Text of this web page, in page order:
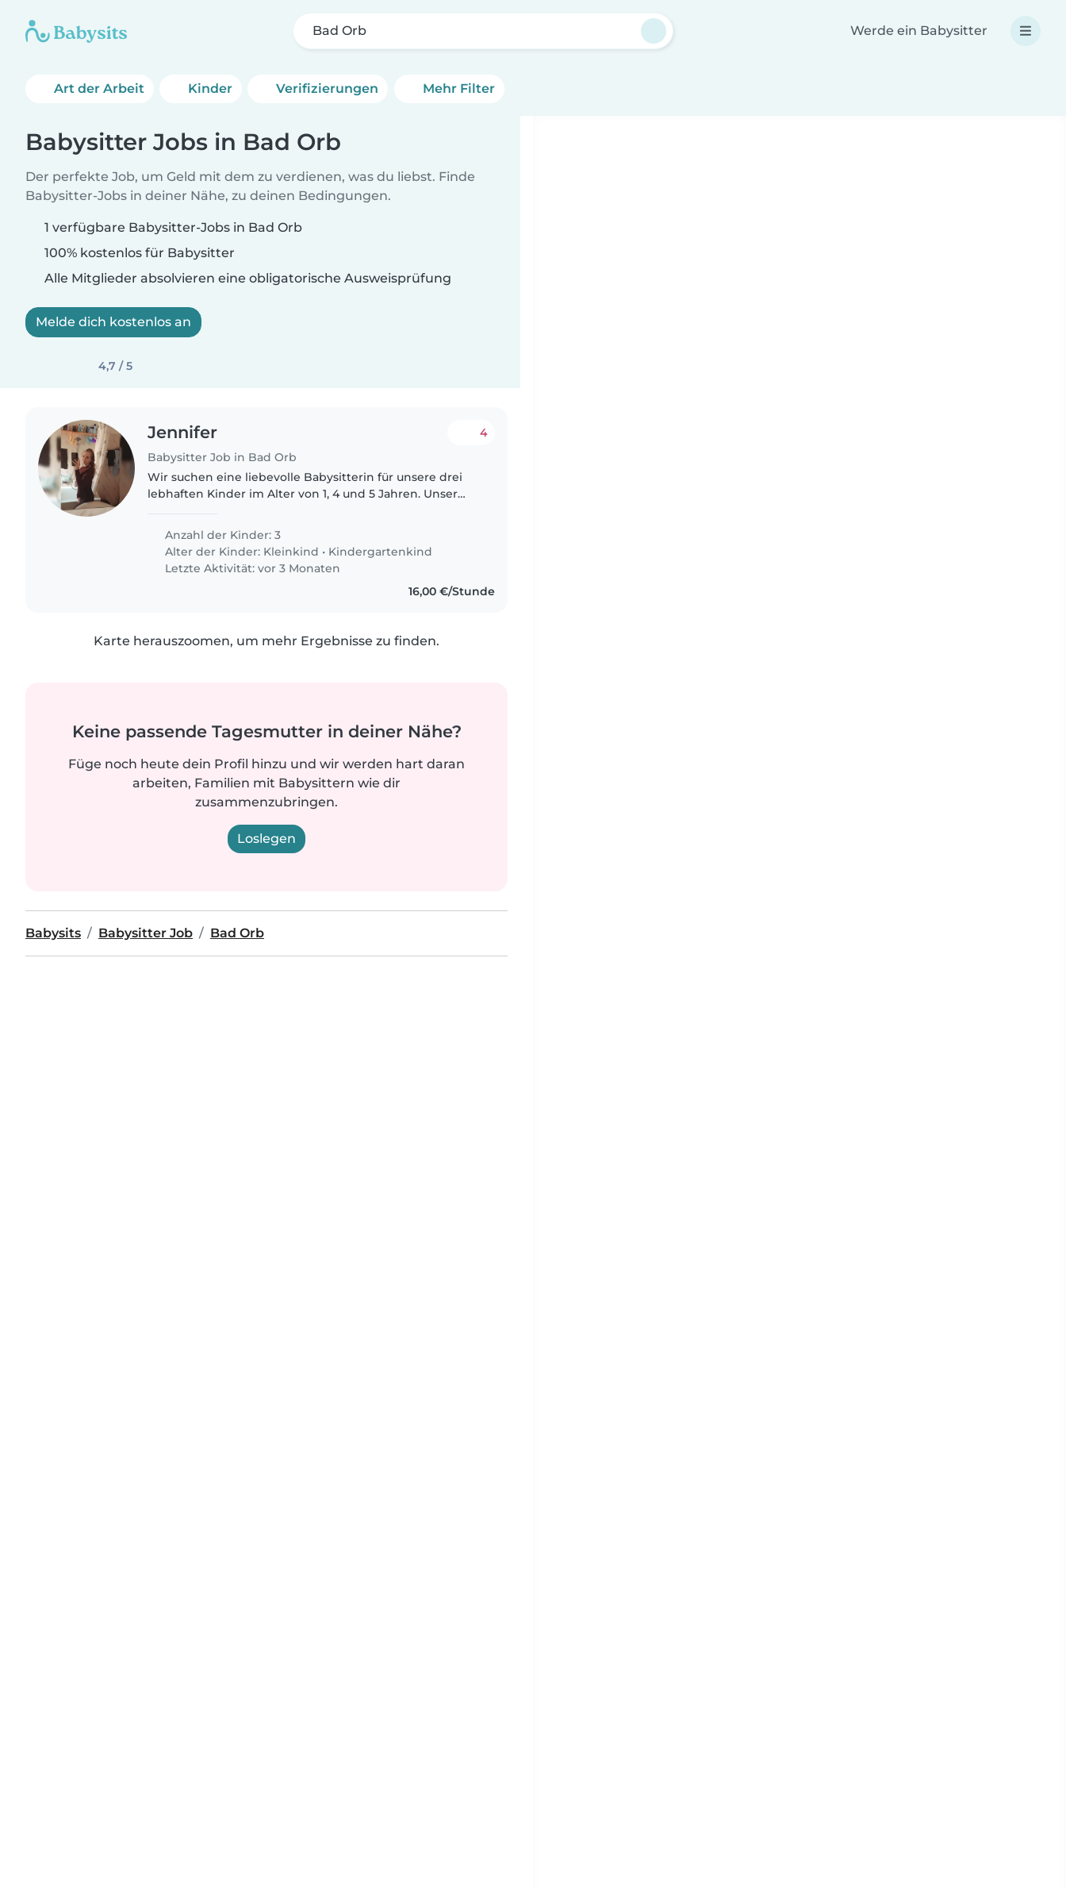
Bad Orb Werde ein Babysitter
Art der Arbeit Kinder Verifizierungen Mehr Filter
Babysitter Jobs in Bad Orb
Der perfekte Job, um Geld mit dem zu verdienen, was du liebst. Finde
Babysitter-Jobs in deiner Nähe, zu deinen Bedingungen.
1 verfügbare Babysitter-Jobs in Bad Orb
100% kostenlos für Babysitter
Alle Mitglieder absolvieren eine obligatorische Ausweisprüfung
Melde dich kostenlos an
4,7 / 5
Jennifer
Babysitter Job in Bad Orb
4
Wir suchen eine liebevolle Babysitterin für unsere drei
lebhaften Kinder im Alter von 1, 4 und 5 Jahren. Unser
würden uns freuen,..
Anzahl der Kinder: 3
Alter der Kinder: Kleinkind • Kindergartenkind
Letzte Aktivität: vor 3 Monaten
16,00 €/Stunde
Karte herauszoomen, um mehr Ergebnisse zu finden.
Keine passende Tagesmutter in deiner Nähe?
Füge noch heute dein Profil hinzu und wir werden hart daran
arbeiten, Familien mit Babysittern wie dir
zusammenzubringen.
Loslegen
Babysits Babysitter Job Bad Orb